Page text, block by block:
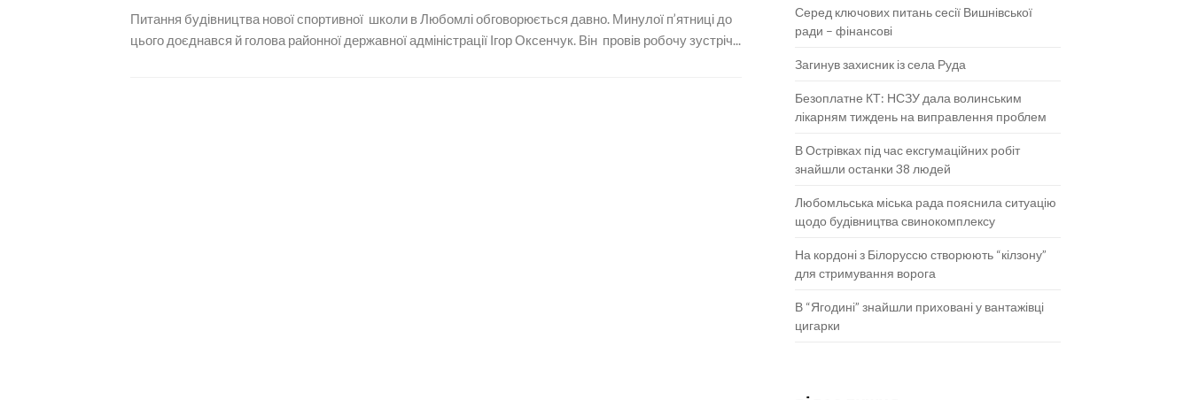
Питання будівництва нової спортивної школи в Любомлі обговорюється давно. Минулої п’ятниці до
цього доєднався й голова районної державної адміністрації Ігор Оксенчук. Він провів робочу зустріч...
Серед ключових питань сесії Вишнівської
ради – фінансові
Загинув захисник із села Руда
Безоплатне КТ: НСЗУ дала волинським
лікарням тиждень на виправлення проблем
В Острівках під час ексгумаційних робіт
знайшли останки 38 людей
Любомльська міська рада пояснила ситуацію
щодо будівництва свинокомплексу
На кордоні з Білоруссю створюють “кілзону”
для стримування ворога
В “Ягодині” знайшли приховані у вантажівці
цигарки